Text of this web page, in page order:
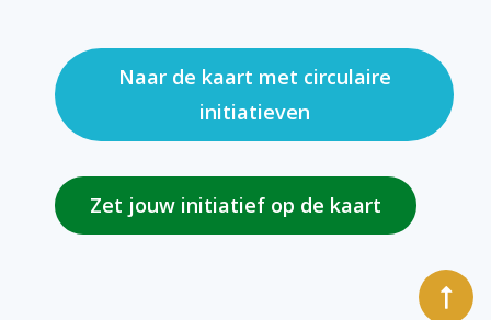
Naar de kaart met circulaire
initiatieven
Zet jouw initiatief op de kaart